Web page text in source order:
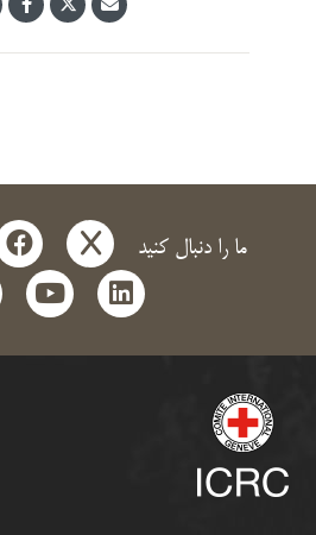
ما را دنبال کنید x
linkedin